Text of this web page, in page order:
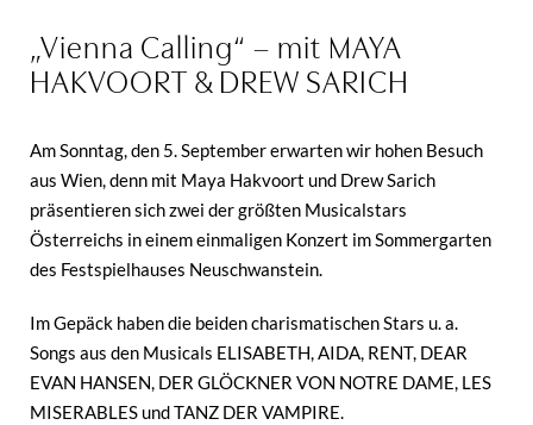
„Vienna Calling“ – mit MAYA
HAKVOORT & DREW SARICH
Am Sonntag, den 5. September erwarten wir hohen Besuch
aus Wien, denn mit Maya Hakvoort und Drew Sarich
präsentieren sich zwei der größten Musicalstars
Österreichs in einem einmaligen Konzert im Sommergarten
des Festspielhauses Neuschwanstein.
Im Gepäck haben die beiden charismatischen Stars u. a.
Songs aus den Musicals ELISABETH, AIDA, RENT, DEAR
EVAN HANSEN, DER GLÖCKNER VON NOTRE DAME, LES
MISERABLES und TANZ DER VAMPIRE.